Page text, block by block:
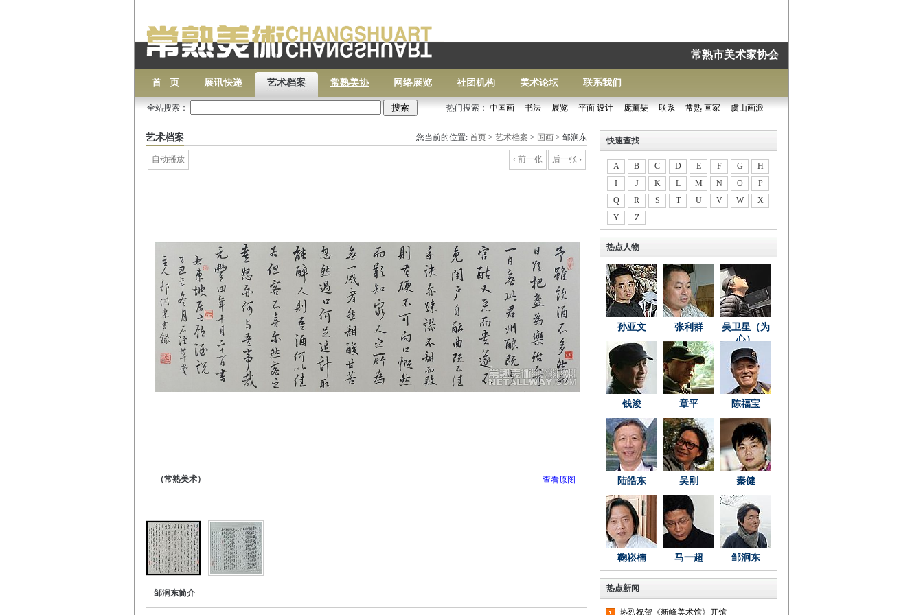
常熟市美术家协会
首 页 展讯快递 艺术档案 常熟美协 网络展览 社团机构 美术论坛 联系我们
全站搜索： 热门搜索： 中国画 书法 展览 平面 设计 庞薰琹 联系 常熟 画家 虞山画派
艺术档案 您当前的位置: 首页 > 艺术档案 > 国画 > 邹涧东
自动播放 ‹ 前一张 后一张 ›
（常熟美术） 查看原图
邹涧东简介
快速查找
A B C D E F G
H
I
J K L M N O
P
Q
R S T U V W
X
Y
Z
热点人物
孙亚文 张利群
吴卫星（为
心）
钱浚 章平 陈福宝
陆皓东 吴刚 秦健
鞠崧楠 马一超 邹涧东
热点新闻
热烈祝贺《新峰美术馆》开馆